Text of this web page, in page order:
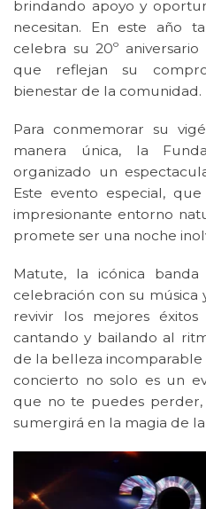
brindando apoyo y
necesitan. En este año
celebra su 20º
que reflejan su
bienestar de la comunidad.
Para conmemorar su
manera única, la
organizado un
Este evento especial,
impresionante entorno
promete ser una noche
Matute, la icónica banda
celebración con su música
revivir los mejores
cantando y bailando al
de la belleza incomparable
concierto no solo es un
que no te puedes perder,
sumergirá en la magia de